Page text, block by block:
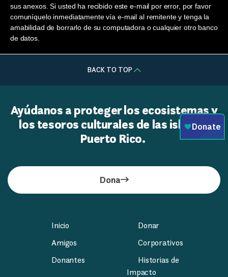
sus anexos. Si usted ha recibido este e-mail por error, por favor
comuníquelo inmediatamente vía e-mail al remitente y tenga la
amabilidad de borrarlo de su computadora o cualquier otro banco
de datos.
BACK TO TOP
Ayúdanos a proteger los ecosistemas y
los tesoros culturales de las islas de
Puerto Rico.
Dona
Inicio
Donar
Amigos
Corporativos
Donantes
Historias de
Impacto